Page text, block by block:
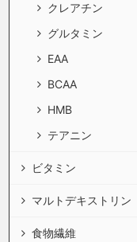
クレアチン
グルタミン
EAA
BCAA
HMB
テアニン
ビタミン
マルトデキストリン
食物繊維